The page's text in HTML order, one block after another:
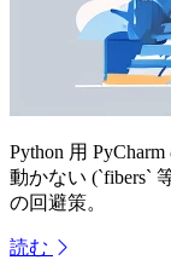
Python 用
動かない (`fibers`
の回避策。
読む